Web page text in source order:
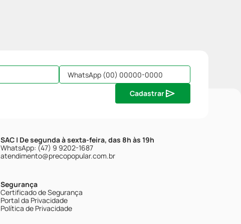
Cadastrar
SAC | De segunda à sexta-feira, das 8h às 19h
WhatsApp: (47) 9 9202-1687
atendimento@precopopular.com.br
Segurança
Certificado de Segurança
Portal da Privacidade
Política de Privacidade